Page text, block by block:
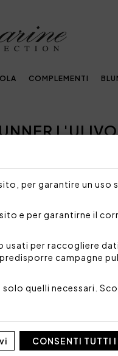
per garantire un uso
e per garantirne il
usati per raccogliere
campagne
quelli necessari.
CONSENTI TUTTI
COMPLEMENTI
spiacenti, ma al
in cotone panama
50x150 cm
100% cotone
103020104